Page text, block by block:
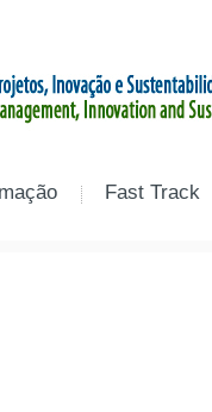
Fast Track